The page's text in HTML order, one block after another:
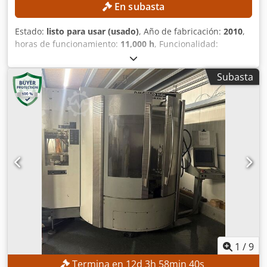
Interruptor de bloqueo de puerta Cortina de luz de
seguridad
En subasta
Estado: listo para usar (usado), Año de fabricación: 2010,
horas de funcionamiento: 11,000 h, Funcionalidad:
, recorrido eje X:
del eje Y:560 mm, recorrido del eje Z:510 mm, modelo de
controlador: Siemens 810D / ShopMill, velocidad del
cabezal (máx.):10,000 rpm , DETALLES TÉCNICOS Recorrido
del eje X: 1.035 mm Recorrido del eje Y: 560 mm Recorrido
del eje Z: 510 mm Credpfx Aezqfv Ajgrjf Velocidad máxima
de husillo: 10.000 rpm Ancho de la mesa: 560 mm Longitud
de la mesa: 1.200 mm Número de plazas del almacén de
herramientas: 20 DETALLES DE LA MÁQUINA Modelo de
control: Siemens 810D / ShopMill Refrigeración del armario
eléctrico: Rittal SK 33023.100 Horas de funcionamiento del
husillo: 11.000 h Horas de funcionamiento: 33.600 h
EQUIPAMIENTO Suministro interno de refrigerante (IKZ)
Transportador de virutas
Subasta
1 /9
Termina en 12d 3h 58min 38s